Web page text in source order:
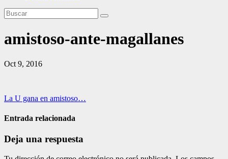
amistoso-ante-magallanes
Oct 9, 2016
Navegación
de
La U gana en amistoso…
Entrada relacionada
Deja una respuesta